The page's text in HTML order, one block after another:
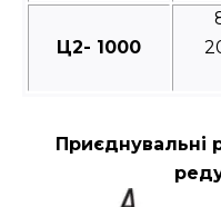
Ц2- 1000
Приєднувальні